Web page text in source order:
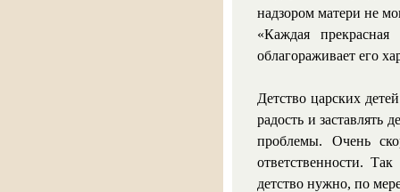
надзором матери не
«Каждая
облагораживает его
Детство царских
радость и
проблемы. Очень
ответственности.
детство нужно, по